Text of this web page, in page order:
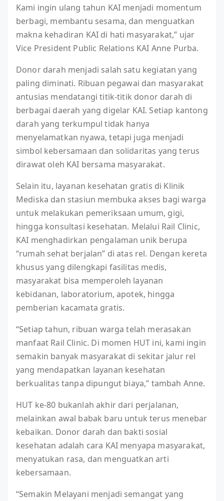
Kami ingin ulang tahun KAI menjadi momentum
berbagi, membantu sesama, dan menguatkan
makna kehadiran KAI di hati masyarakat,” ujar
Vice President Public Relations KAI Anne Purba.
Donor darah menjadi salah satu kegiatan yang
paling diminati. Ribuan pegawai dan masyarakat
antusias mendatangi titik-titik donor darah di
berbagai daerah yang digelar KAI. Setiap kantong
darah yang terkumpul tidak hanya
menyelamatkan nyawa, tetapi juga menjadi
simbol kebersamaan dan solidaritas yang terus
dirawat oleh KAI bersama masyarakat.
Selain itu, layanan kesehatan gratis di Klinik
Mediska dan stasiun membuka akses bagi warga
untuk melakukan pemeriksaan umum, gigi,
hingga konsultasi kesehatan. Melalui Rail Clinic,
KAI menghadirkan pengalaman unik berupa
“rumah sehat berjalan” di atas rel. Dengan kereta
khusus yang dilengkapi fasilitas medis,
masyarakat bisa memperoleh layanan
kebidanan, laboratorium, apotek, hingga
pemberian kacamata gratis.
“Setiap tahun, ribuan warga telah merasakan
manfaat Rail Clinic. Di momen HUT ini, kami ingin
semakin banyak masyarakat di sekitar jalur rel
yang mendapatkan layanan kesehatan
berkualitas tanpa dipungut biaya,” tambah Anne.
HUT ke-80 bukanlah akhir dari perjalanan,
melainkan awal babak baru untuk terus menebar
kebaikan. Donor darah dan bakti sosial
kesehatan adalah cara KAI menyapa masyarakat,
menyatukan rasa, dan menguatkan arti
kebersamaan.
“Semakin Melayani menjadi semangat yang